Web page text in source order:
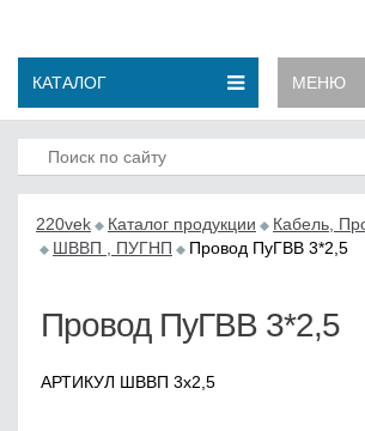
КАТАЛОГ МЕНЮ
220vek Каталог продукции
Кабель,
ШВВП , ПУГНП
Провод ПуГВВ 3*2,5
Провод ПуГВВ 3*2,5
АРТИКУЛ ШВВП 3х2,5